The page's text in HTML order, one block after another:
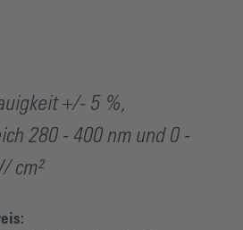
+/- 5 %,
280 - 400 nm und 0 -
cm²